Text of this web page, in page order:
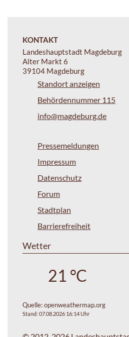
KONTAKT
Landeshauptstadt Magdeburg
Alter Markt 6
39104 Magdeburg
Standort anzeigen
Behördennummer 115
info@magdeburg.de
Pressemeldungen
Impressum
Datenschutz
Forum
Stadtplan
Barrierefreiheit
Wetter
21 °C
Quelle:openweathermap.org
Stand: 07.08.2026 16:14 Uhr